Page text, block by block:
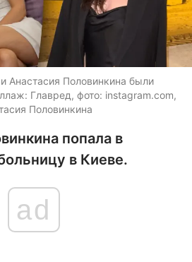
Анастасия Половинкина были
Главред, фото: instagram.com,
Половинкина
попала в
в Киеве.
ad